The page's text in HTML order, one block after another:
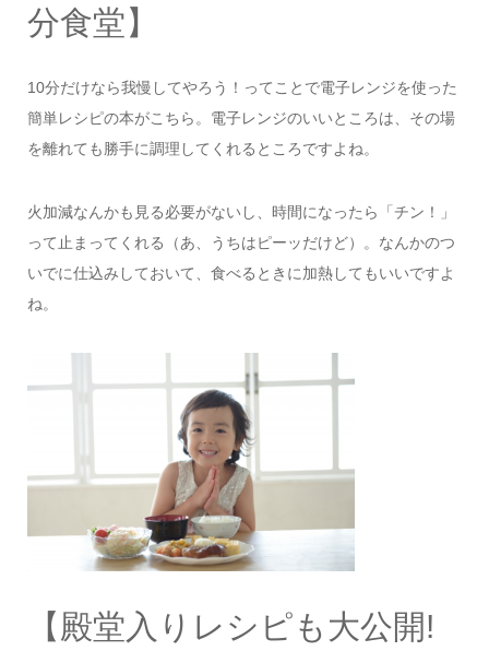
分食堂】
10分だけなら我慢してやろう！ってことで電子レンジを使った
簡単レシピの本がこちら。電子レンジのいいところは、その場
を離れても勝手に調理してくれるところですよね。
火加減なんかも見る必要がないし、時間になったら「チン！」
って止まってくれる（あ、うちはピーッだけど）。なんかのつ
いでに仕込みしておいて、食べるときに加熱してもいいですよ
ね。
【殿堂入りレシピも大公開!